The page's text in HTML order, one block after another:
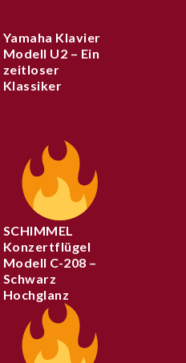
Yamaha Klavier
Modell U2 – Ein
zeitloser
Klassiker
SCHIMMEL
Konzertflügel
Modell C-208 –
Schwarz
Hochglanz